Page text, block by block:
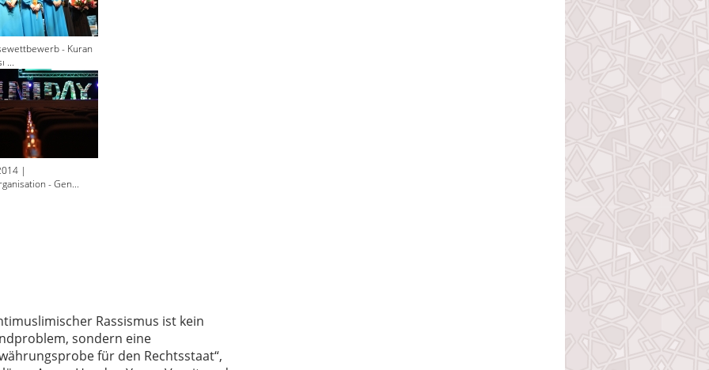
- Kuran
...
|
- Gen...
Rassismus ist kein
sondern eine
für den Rechtsstaat“,